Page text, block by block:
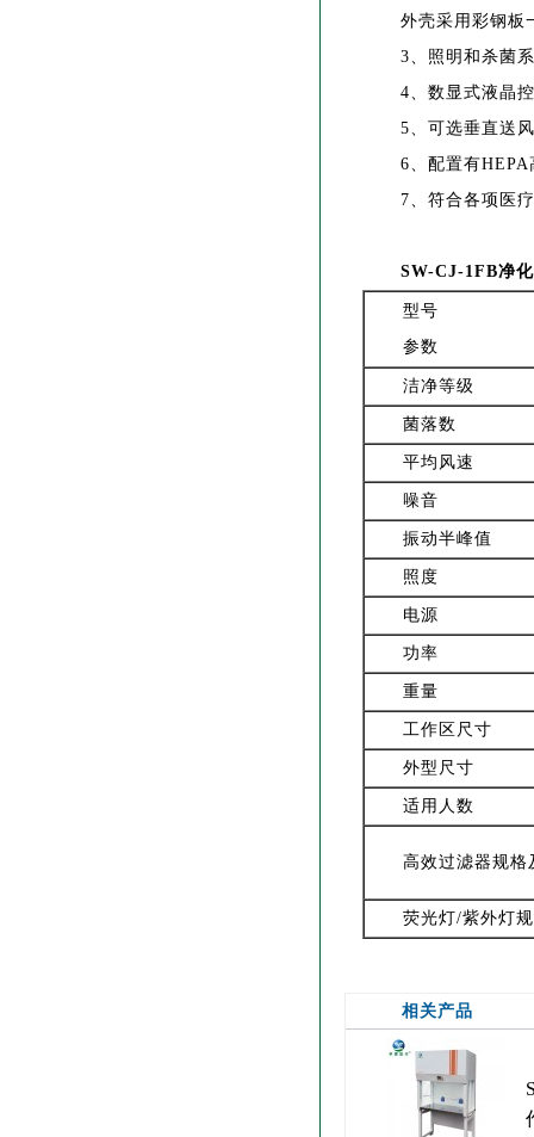
外壳采用彩钢板
3、照明和杀菌
4、数显式液晶
5、可选垂直送
6、配置有
7、符合各项医
SW-CJ-1FB净
型号
参数
洁净等级
菌落数
平均风速
噪音
振动半峰值
照度
电源
功率
重量
工作区尺寸
外型尺寸
适用人数
高效过滤器规格
荧光灯/紫外灯
相关产品